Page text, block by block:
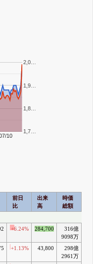
10
1,7…
1,8…
1,9…
2,0…
前日
比
出来
高
時価
総額
+6.24% 284,700
316億
9098万
+1.13% 43,800
298億
2961万